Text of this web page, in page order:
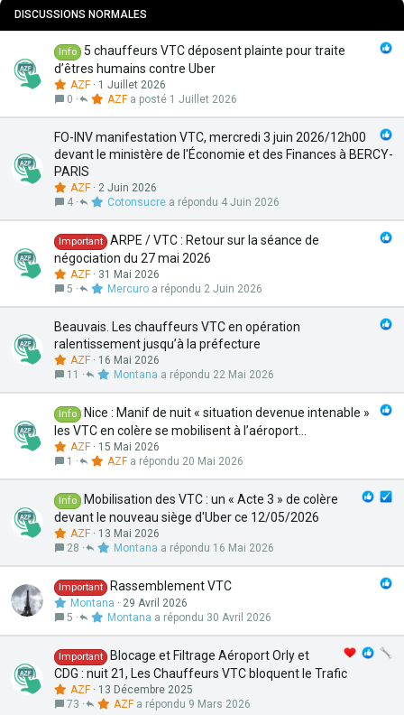
a
DISCUSSIONS NORMALES
Info
5 chauffeurs VTC déposent plainte pour traite
d’êtres humains contre Uber
AZF
1 Juillet 2026
0
1 Juillet 2026
AZF
FO-INV manifestation VTC, mercredi 3 juin 2026/12h00
devant le ministère de l'Économie et des Finances à BERCY-
PARIS
AZF
2 Juin 2026
4
4 Juin 2026
Cotonsucre
Important
ARPE / VTC : Retour sur la séance de
négociation du 27 mai 2026
AZF
31 Mai 2026
5
2 Juin 2026
Mercuro
Beauvais. Les chauffeurs VTC en opération
ralentissement jusqu’à la préfecture
AZF
16 Mai 2026
11
22 Mai 2026
Montana
Info
Nice : Manif de nuit « situation devenue intenable »
les VTC en colère se mobilisent à l’aéroport...
AZF
15 Mai 2026
1
20 Mai 2026
AZF
Info
Mobilisation des VTC : un « Acte 3 » de colère
devant le nouveau siège d'Uber ce 12/05/2026
AZF
13 Mai 2026
28
16 Mai 2026
Montana
Important Rassemblement VTC
Montana
29 Avril 2026
5
30 Avril 2026
Montana
Important
Blocage et Filtrage Aéroport Orly et
CDG : nuit 21, Les Chauffeurs VTC bloquent le Trafic
AZF
13 Décembre 2025
73
9 Mars 2026
AZF